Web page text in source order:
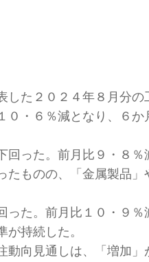
た２０２４年８月分
・６％減となり、６
った。前月比９・８
ものの、「金属製品
た。前月比１０・９
持続した。
向見通しは、「増加